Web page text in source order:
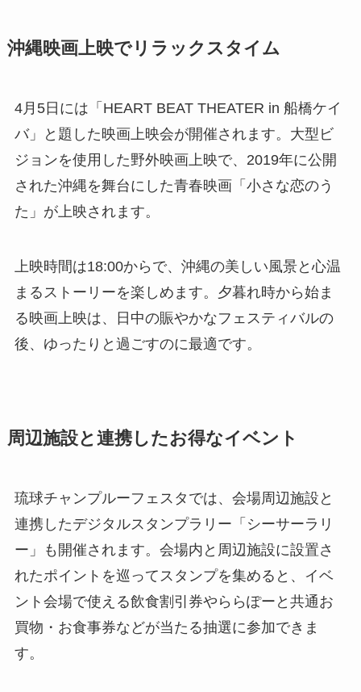
沖縄映画上映でリラックスタイム
4月5日には「HEART BEAT THEATER in 船橋ケイ
バ」と題した映画上映会が開催されます。大型ビ
ジョンを使用した野外映画上映で、2019年に公開
された沖縄を舞台にした青春映画「小さな恋のう
た」が上映されます。
上映時間は18:00からで、沖縄の美しい風景と心温
まるストーリーを楽しめます。夕暮れ時から始ま
る映画上映は、日中の賑やかなフェスティバルの
後、ゆったりと過ごすのに最適です。
周辺施設と連携したお得なイベント
琉球チャンプルーフェスタでは、会場周辺施設と
連携したデジタルスタンプラリー「シーサーラリ
ー」も開催されます。会場内と周辺施設に設置さ
れたポイントを巡ってスタンプを集めると、イベ
ント会場で使える飲食割引券やららぽーと共通お
買物・お食事券などが当たる抽選に参加できま
す。